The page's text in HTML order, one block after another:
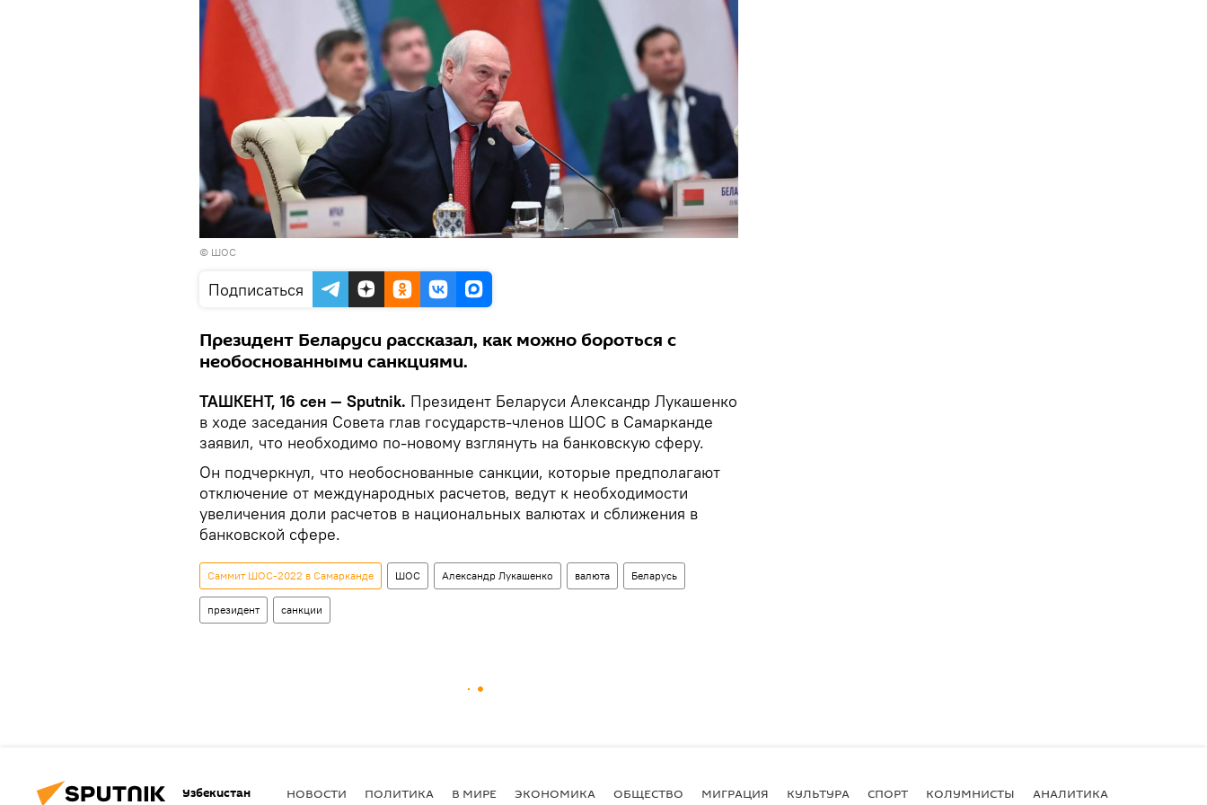
© ШОС
Подписаться
Президент Беларуси рассказал, как можно бороться с
необоснованными санкциями.
ТАШКЕНТ, 16 сен — Sputnik. Президент Беларуси Александр Лукашенко
в ходе заседания Совета глав государств-членов ШОС в Самарканде
заявил, что необходимо по-новому взглянуть на банковскую сферу.
Он подчеркнул, что необоснованные санкции, которые предполагают
отключение от международных расчетов, ведут к необходимости
увеличения доли расчетов в национальных валютах и сближения в
банковской сфере.
Саммит ШОС-2022 в Самарканде ШОС Александр Лукашенко валюта Беларусь
президент санкции
Узбекистан НОВОСТИ ПОЛИТИКА В МИРЕ ЭКОНОМИКА ОБЩЕСТВО МИГРАЦИЯ КУЛЬТУРА СПОРТ КОЛУМНИСТЫ АНАЛИТИКА